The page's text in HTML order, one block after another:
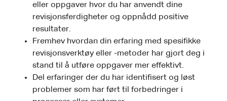
eller oppgaver hvor du har anvendt dine
revisjonsferdigheter og oppnådd positive
resultater.
Fremhev hvordan din erfaring med spesifikke
revisjonsverktøy eller -metoder har gjort deg i
stand til å utføre oppgaver mer effektivt.
Del erfaringer der du har identifisert og løst
problemer som har ført til forbedringer i